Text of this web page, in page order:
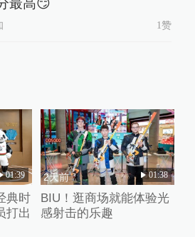
1赞
01:39
典时
打出
2天前 01:38
BIU！逛商场就能体验光
感射击的乐趣